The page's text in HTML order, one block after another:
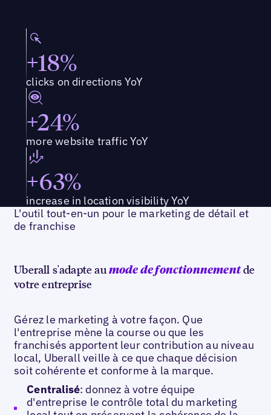
+18%
clicks on directions YoY
+24%
more website traffic YoY
+63%
increase in location visibility YoY
L'outil tout-en-un pour le marketing de détail et
de franchise
Uberall s'adapte au mode de fonctionnementde
votre entreprise
Gérez le marketing à votre façon. Que
l'entreprise mène la course ou que les
franchisés apportent leur contribution au niveau
local, Uberall veille à ce que chaque décision
soit cohérente et conforme à la marque.
Centralisé: donnez à votre équipe
d'entreprise le contrôle total du marketing